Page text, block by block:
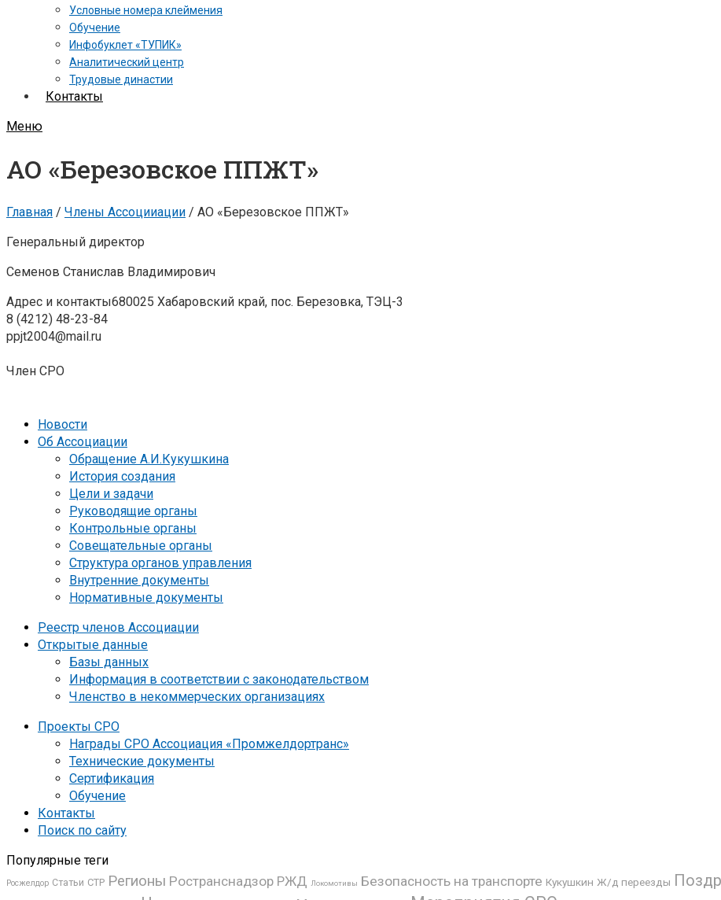
Условные номера клеймения
Обучение
Инфобуклет «ТУПИК»
Аналитический центр
Трудовые династии
Контакты
Меню
АО «Березовское ППЖТ»
Главная / Члены Ассоцииации / АО «Березовское ППЖТ»
Генеральный директор
Семенов Станислав Владимирович
Адрес и контакты680025 Хабаровский край, пос. Березовка, ТЭЦ-3
8 (4212) 48-23-84
ppjt2004@mail.ru
Член СРО
Новости
Об Ассоциации
Обращение А.И.Кукушкина
История создания
Цели и задачи
Руководящие органы
Контрольные органы
Совещательные органы
Структура органов управления
Внутренние документы
Нормативные документы
Реестр членов Ассоциации
Открытые данные
Базы данных
Информация в соответствии с законодательством
Членство в некоммерческих организациях
Проекты СРО
Награды СРО Ассоциация «Промжелдортранс»
Технические документы
Сертификация
Обучение
Контакты
Поиск по сайту
Популярные теги
Росжелдор Статьи СТР Регионы Ространснадзор РЖД Локомотивы Безопасность на транспорте Кукушкин Ж/д переезды